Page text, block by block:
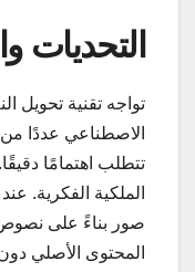
التحديات
تواجه تقنية تحويل
الاصطناعي عددًا من
تتطلب اهتمامًا
الملكية الفكرية.
صور بناءً على نصوص
المحتوى الأصلي